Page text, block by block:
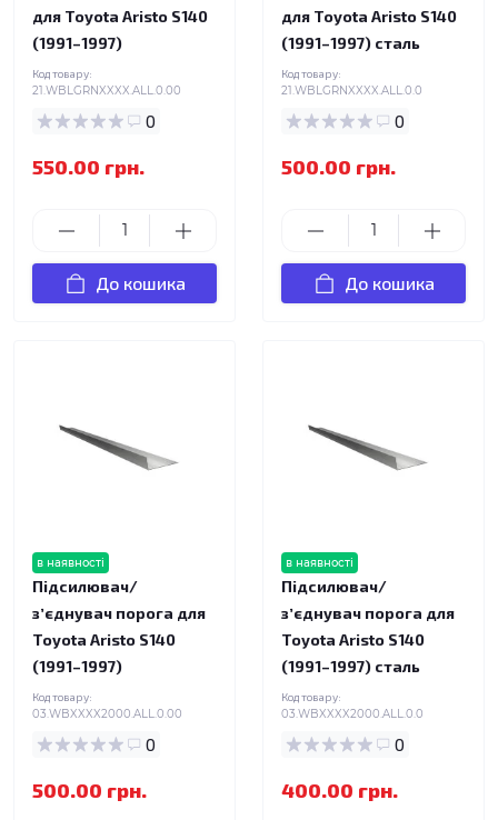
для Toyota Aristo S140
(1991–1997)
Код товару:
21.WBLGRNXXXX.ALL.0.00
0
550.00 грн.
До кошика
для Toyota Aristo S140
(1991–1997) сталь
Код товару:
21.WBLGRNXXXX.ALL.0.0
0
500.00 грн.
До кошика
в наявності
Підсилювач/
зʼєднувач порога для
Toyota Aristo S140
(1991–1997)
Код товару:
03.WBXXXX2000.ALL.0.00
0
500.00 грн.
в наявності
Підсилювач/
зʼєднувач порога для
Toyota Aristo S140
(1991–1997) сталь
Код товару:
03.WBXXXX2000.ALL.0.0
0
400.00 грн.